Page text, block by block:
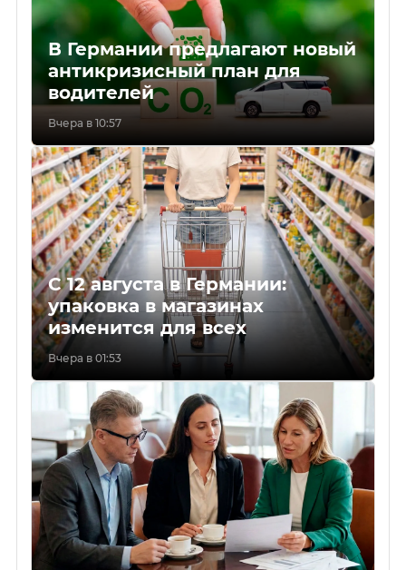
В Германии предлагают новый
антикризисный план для
водителей
Вчера в 10:57
С 12 августа в Германии:
упаковка в магазинах
изменится для всех
Вчера в 01:53